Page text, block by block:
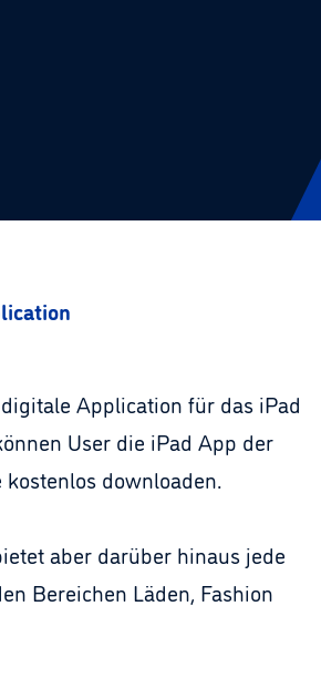
Application für das iPad
User die iPad App der
downloaden.
aber darüber hinaus jede
Bereichen Läden, Fashion